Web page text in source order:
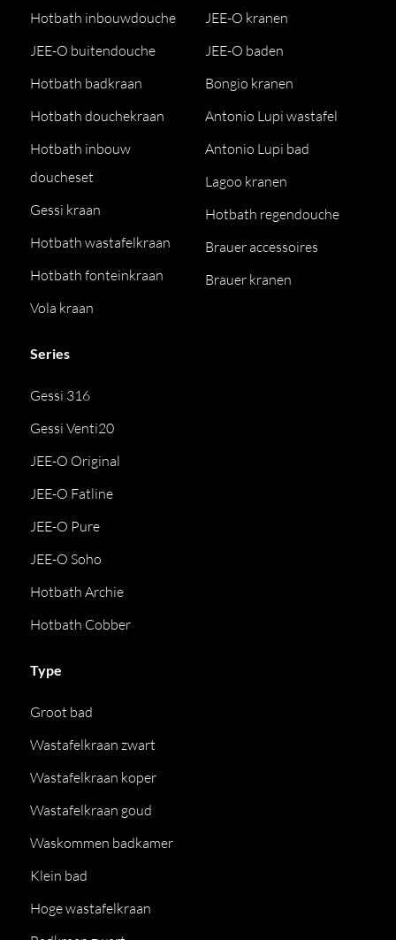
Hotbath inbouwdouche
JEE-O buitendouche
Hotbath badkraan
Hotbath douchekraan
Hotbath inbouw
doucheset
Gessi kraan
Hotbath wastafelkraan
Hotbath fonteinkraan
Vola kraan
JEE-O kranen
JEE-O baden
Bongio kranen
Antonio Lupi wastafel
Antonio Lupi bad
Lagoo kranen
Hotbath regendouche
Brauer accessoires
Brauer kranen
Series
Gessi 316
Gessi Venti20
JEE-O Original
JEE-O Fatline
JEE-O Pure
JEE-O Soho
Hotbath Archie
Hotbath Cobber
Type
Groot bad
Wastafelkraan zwart
Wastafelkraan koper
Wastafelkraan goud
Waskommen badkamer
Klein bad
Hoge wastafelkraan